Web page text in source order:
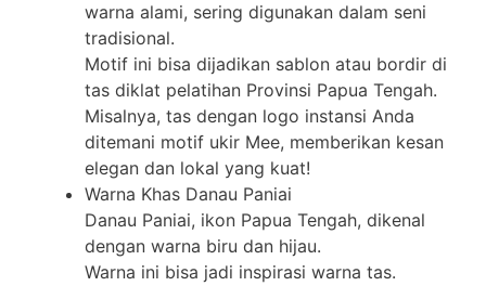
warna alami, sering digunakan dalam seni
tradisional.
Motif ini bisa dijadikan sablon atau bordir di
tas diklat pelatihan Provinsi Papua Tengah.
Misalnya, tas dengan logo instansi Anda
ditemani motif ukir Mee, memberikan kesan
elegan dan lokal yang kuat!
Warna Khas Danau Paniai
Danau Paniai, ikon Papua Tengah, dikenal
dengan warna biru dan hijau.
Warna ini bisa jadi inspirasi warna tas.